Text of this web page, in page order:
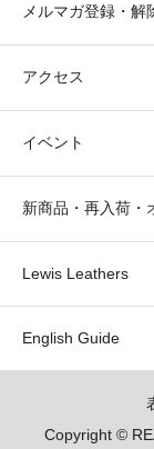
メルマガ登録・解
アクセス
イベント
新商品・再入荷・
Lewis Leathers
English Guide
Copyright ©